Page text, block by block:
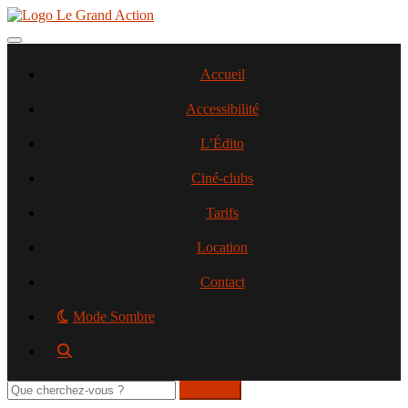
Aller
contenu
Toggle navigation
Accueil
Accessibilité
L’Édito
Ciné-clubs
Tarifs
Location
Contact
Mode Sombre
Rechercher
sur